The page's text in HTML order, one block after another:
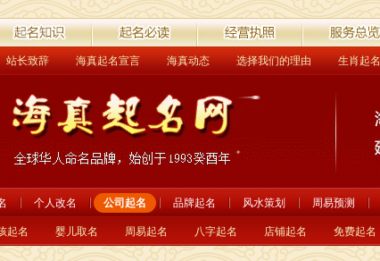
解读 起名必读 经营执照 服务总览
站长致辞 海真起名宣言 海真动态 选择我们的理由 生肖起名
个人改名 公司起名 品牌起名 风水策划 周易预测
起名 婴儿取名 周易起名 八字起名 店铺起名 免费起名